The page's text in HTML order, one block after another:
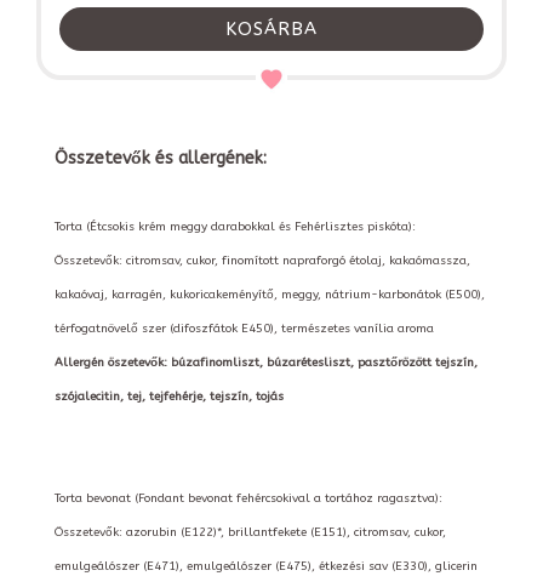
KOSÁRBA
Összetevők és allergének:
Torta (Étcsokis krém meggy darabokkal és Fehérlisztes piskóta):
Összetevők: citromsav, cukor, finomított napraforgó étolaj, kakaómassza,
kakaóvaj, karragén, kukoricakeményítő, meggy, nátrium-karbonátok (E500),
térfogatnövelő szer (difoszfátok E450), természetes vanília aroma
Allergén öszetevők: búzafinomliszt, búzarétesliszt, pasztőrözött tejszín,
szójalecitin, tej, tejfehérje, tejszín, tojás
Torta bevonat (Fondant bevonat fehércsokival a tortához ragasztva):
Összetevők: azorubin (E122)*, brillantfekete (E151), citromsav, cukor,
emulgeálószer (E471), emulgeálószer (E475), étkezési sav (E330), glicerin